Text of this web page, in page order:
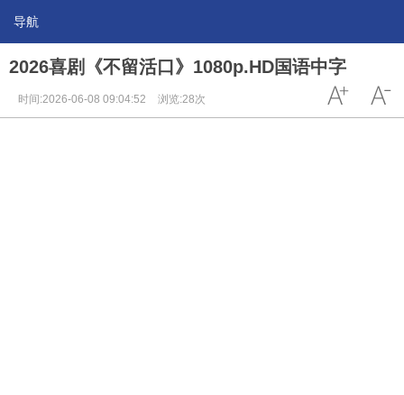
导航
2026喜剧《不留活口》1080p.HD国语中字
时间:2026-06-08 09:04:52 浏览:28次